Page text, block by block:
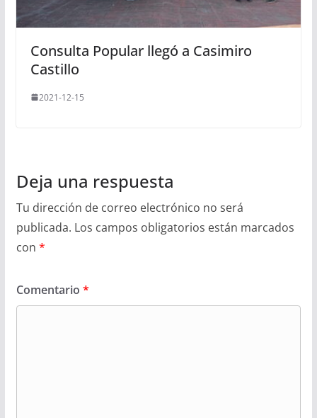
Consulta Popular llegó a Casimiro
Castillo
2021-12-15
Deja una respuesta
Tu dirección de correo electrónico no será
publicada. Los campos obligatorios están marcados
con *
Comentario *